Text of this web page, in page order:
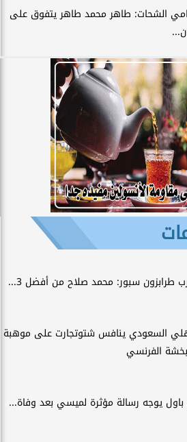
الشحات: طاهر محمد طاهر يتفوق على
طرابزون سبور: محمد صلاح من أفضل 3...
السعودي ينافس شتوتجارت على موهبة
الفرنسي
يوجه رسالة مؤثرة لميسي بعد وفاة...